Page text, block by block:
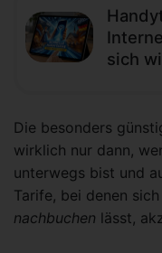
sich
Die besonders
wirklich nur dann,
unterwegs bist und
Tarife, bei denen
nachbuchen lässt,